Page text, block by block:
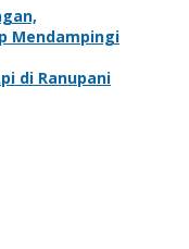
Mendampingi
di Ranupani